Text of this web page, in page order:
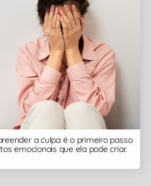
a culpa é o primeiro passo
emocionais que ela pode criar.